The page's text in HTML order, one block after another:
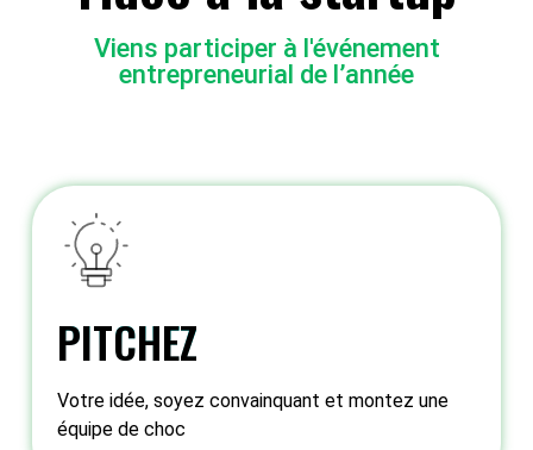
Viens participer à l'événement
entrepreneurial de l’année
PITCHEZ
Votre idée, soyez convainquant et montez une
équipe de choc